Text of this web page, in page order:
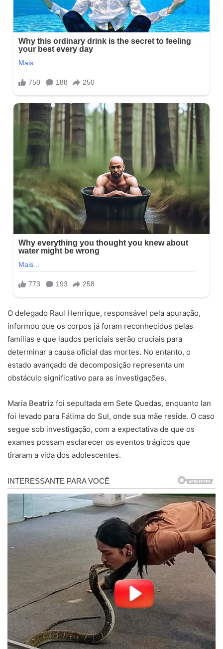
O delegado Raul Henrique, responsável pela apuração,
informou que os corpos já foram reconhecidos pelas
famílias e que laudos periciais serão cruciais para
determinar a causa oficial das mortes. No entanto, o
estado avançado de decomposição representa um
obstáculo significativo para as investigações.
Maria Beatriz foi sepultada em Sete Quedas, enquanto Ian
foi levado para Fátima do Sul, onde sua mãe reside. O caso
segue sob investigação, com a expectativa de que os
exames possam esclarecer os eventos trágicos que
tiraram a vida dos adolescentes.